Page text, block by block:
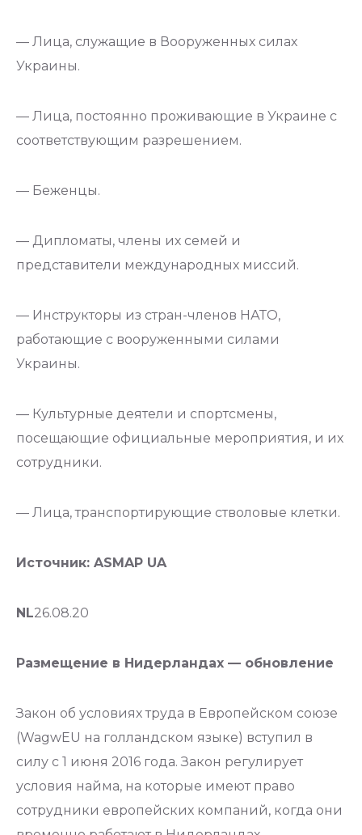
— Лица, служащие в Вооруженных силах
Украины.
— Лица, постоянно проживающие в Украине с
соответствующим разрешением.
— Беженцы.
— Дипломаты, члены их семей и
представители международных миссий.
— Инструкторы из стран-членов НАТО,
работающие с вооруженными силами
Украины.
— Культурные деятели и спортсмены,
посещающие официальные мероприятия, и их
сотрудники.
— Лица, транспортирующие стволовые клетки.
Источник: ASMAP UA
NL26.08.20
Размещение в Нидерландах — обновление
Закон об условиях труда в Европейском союзе
(WagwEU на голландском языке) вступил в
силу с 1 июня 2016 года. Закон регулирует
условия найма, на которые имеют право
сотрудники европейских компаний, когда они